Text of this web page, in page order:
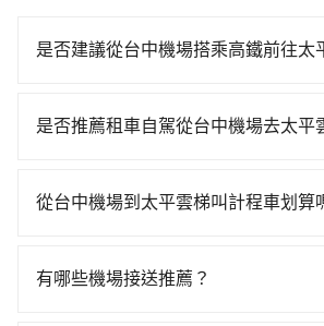
是否建議從台中機場搭乘高鐵前往太
時、轉車麻煩！不過從最早一班車
機場 (台中市沙鹿區) 前往最靠近的台
乘坐21~23分鐘（平均22分）的高鐵
是否推薦租車自駕從台中機場去太平
時不需要閉目養神（因為要自己開車
$115~205承租小轎車，每公里再額外
從台中機場到太平雲梯叫計程車划算
灣大車隊、Uber、Line Taxi、Yoxi等
有哪些機場接送推薦？